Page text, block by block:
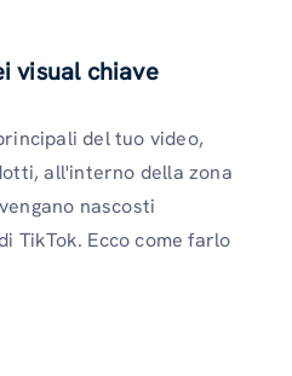
visual chiave
del tuo video,
all'interno della zona
nascosti
TikTok. Ecco come farlo